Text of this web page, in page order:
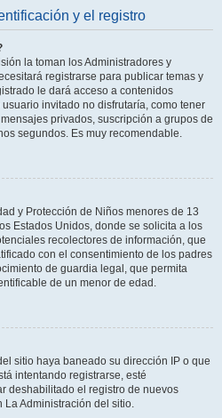
y el registro
la toman los Administradores y
registrarse para publicar temas y
le dará acceso a contenidos
invitado no disfrutaría, como tener
privados, suscripción a grupos de
segundos. Es muy recomendable.
y Protección de Niños menores de 13
Estados Unidos, donde se solicita a los
recolectores de información, que
con el consentimiento de los padres
de guardia legal, que permita
de un menor de edad.
sitio haya baneado su dirección IP o que
intentando registrarse, esté
deshabilitado el registro de nuevos
La Administración del sitio.